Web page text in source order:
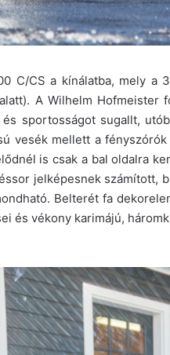
C/CS a kínálatba, mely a
A Wilhelm Hofmeister
sportosságot sugallt,
vesék mellett a
is csak a bal oldalra
jelképesnek számított,
Belterét fa
és vékony karimájú,